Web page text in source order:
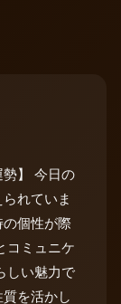
勢】 今日の
れていま
個性が際
コミュニケ
しい魅力で
を活かし